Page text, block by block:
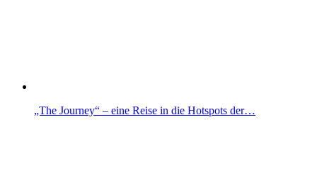
„The Journey“ – eine Reise in die Hotspots der…